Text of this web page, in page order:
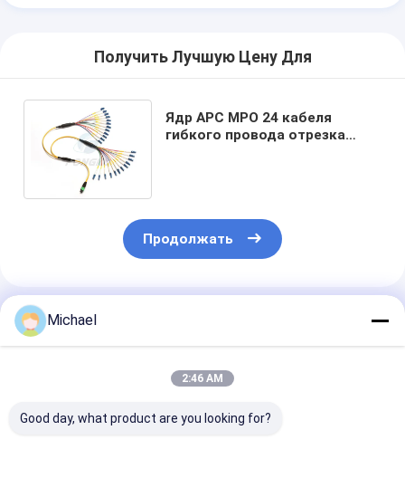
Получить Лучшую Цену Для
Ядр APC MPO 24 кабеля
гибкого провода отрезка
Продолжать
Порекомендованные Продукты
Michael
2:46 AM
Good day, what product are you looking for?